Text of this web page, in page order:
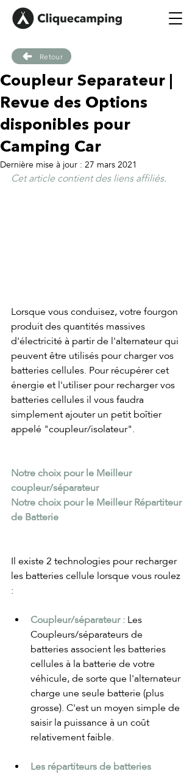
Retour
Coupleur Separateur |
Revue des Options
disponibles pour
Camping Car
Dernière mise à jour : 27 mars 2021
Cet article contient des liens affiliés.
Lorsque vous conduisez, votre fourgon
produit des quantités massives
d'électricité à partir de l'alternateur qui
peuvent être utilisés pour charger vos
batteries cellules. Pour récupérer cet
énergie et l'utiliser pour recharger vos
batteries cellules il vous faudra
simplement ajouter un petit boîtier
appelé "coupleur/isolateur".
Notre choix pour le Meilleur
coupleur/séparateur
Notre choix pour le Meilleur Répartiteur
de Batterie
Il existe 2 technologies pour recharger
les batteries cellule lorsque vous roulez
:
Coupleur/séparateur : Les
Coupleurs/séparateurs de
batteries associent les batteries
cellules à la batterie de votre
véhicule, de sorte que l'alternateur
charge une seule batterie (plus
grosse). C'est un moyen simple de
saisir la puissance à un coût
relativement faible.
Les répartiteurs de batteries